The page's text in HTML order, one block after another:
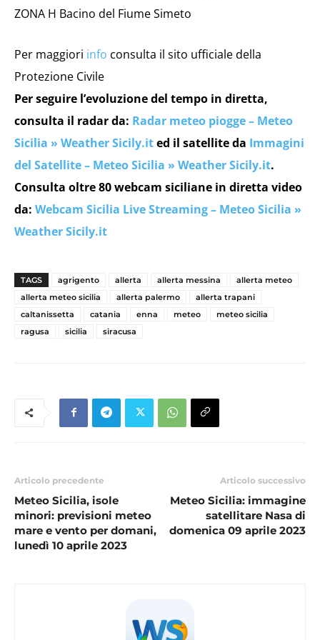
ZONA H Bacino del Fiume Simeto
Per maggiori info consulta il sito ufficiale della
Protezione Civile
Per seguire l’evoluzione del tempo in diretta,
consulta il radar da: Radar meteo piogge – Meteo
Sicilia » Weather Sicily.ited il satellite da Immagini
del Satellite – Meteo Sicilia » Weather Sicily.it.
Consulta oltre 80 webcam siciliane in diretta video
da: Webcam Sicilia Live Streaming – Meteo Sicilia »
Weather Sicily.it
TAGS agrigento allerta allerta messina
allerta meteo
allerta meteo sicilia
allerta palermo
allerta trapani
caltanissetta
catania enna meteo
meteo sicilia
ragusa
sicilia siracusa
Articolo precedente
Meteo Sicilia, isole
minori: previsioni meteo
mare e vento per domani,
lunedì 10 aprile 2023
Articolo successivo
Meteo Sicilia: immagine
satellitare Nasa di
domenica 09 aprile 2023